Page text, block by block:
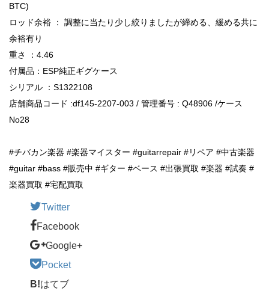
BTC)
ロッド余裕 ： 調整に当たり少し絞りましたが締める、緩める共に
余裕有り
重さ ：4.46
付属品：ESP純正ギグケース
シリアル ：S1322108
店舗商品コード :df145-2207-003 / 管理番号 : Q48906 /ケース
No28
#チバカン楽器 #楽器マイスター #guitarrepair #リペア #中古楽器
#guitar #bass #販売中 #ギター #ベース #出張買取 #楽器 #試奏 #
楽器買取 #宅配買取
Twitter
Facebook
Google+
Pocket
B!はてブ